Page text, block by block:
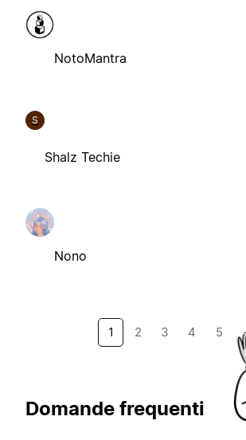
NotoMantra
S
Shalz Techie
Nono
1 2 3 4 5
Domande frequenti